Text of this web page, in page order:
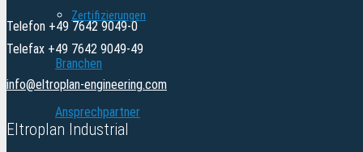
Zertifizierungen
Branchen
Ansprechpartner
Telefon +49 7642 9049-0
Telefax +49 7642 9049-49
info@eltroplan-engineering.com
Eltroplan Industrial